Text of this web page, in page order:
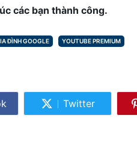
các bạn thành công.
ĐÌNH GOOGLE YOUTUBE PREMIUM
Twitter
Share